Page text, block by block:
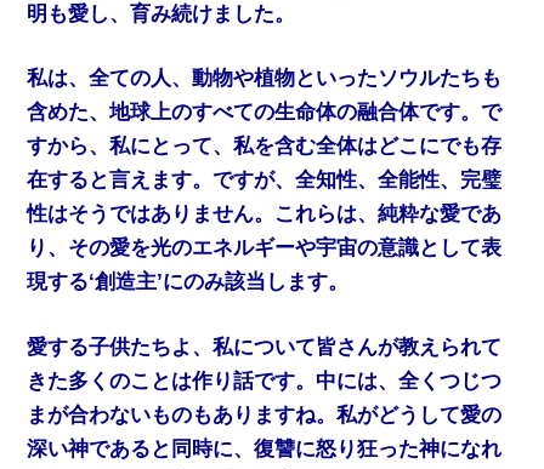
明も愛し、育み続けました。
私は、全ての人、動物や植物といったソウルたちも
含めた、地球上のすべての生命体の融合体です。で
すから、私にとって、私を含む全体はどこにでも存
在すると言えます。ですが、全知性、全能性、完璧
性はそうではありません。これらは、純粋な愛であ
り、その愛を光のエネルギーや宇宙の意識として表
現する‘創造主’にのみ該当します。
愛する子供たちよ、私について皆さんが教えられて
きた多くのことは作り話です。中には、全くつじつ
まが合わないものもありますね。私がどうして愛の
深い神であると同時に、復讐に怒り狂った神になれ